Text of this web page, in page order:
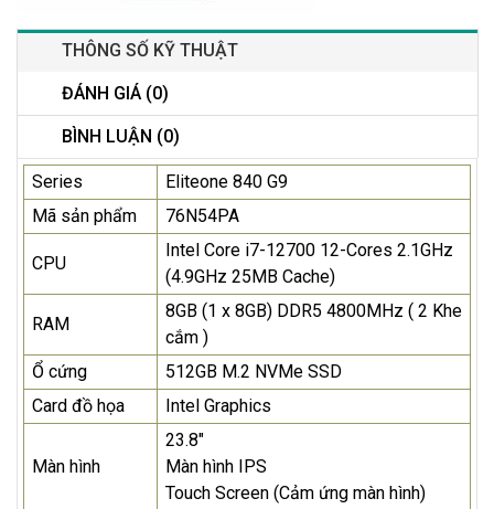
THÔNG SỐ KỸ THUẬT
ĐÁNH GIÁ (0)
BÌNH LUẬN (0)
Series
Eliteone 840 G9
Mã sản phẩm
76N54PA
CPU
Intel Core i7-12700 12-Cores 2.1GHz
(4.9GHz 25MB Cache)
RAM
8GB (1 x 8GB) DDR5 4800MHz ( 2 Khe
cắm )
Ổ cứng
512GB M.2 NVMe SSD
Card đồ họa
Intel Graphics
Màn hình
23.8"
Màn hình IPS
Touch Screen (Cảm ứng màn hình)